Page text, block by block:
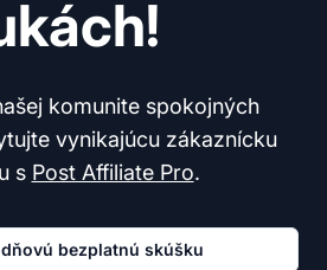
komunite spokojných
vynikajúcu zákaznícku
s Post Affiliate Pro.
bezplatnú skúšku